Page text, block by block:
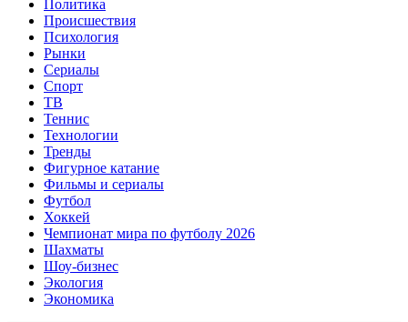
Политика
Происшествия
Психология
Рынки
Сериалы
Спорт
ТВ
Теннис
Технологии
Тренды
Фигурное катание
Фильмы и сериалы
Футбол
Хоккей
Чемпионат мира по футболу 2026
Шахматы
Шоу-бизнес
Экология
Экономика